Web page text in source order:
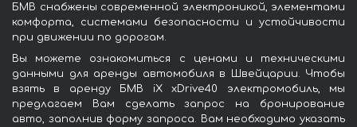
БМВ снабжены современной электроникой, элементами
комфорта, системами безопасности и устойчивости
при движении по дорогам.
Вы можете ознакомиться с ценами и техническими
данными для аренды автомобиля в Швейцарии. Чтобы
взять в аренду БМВ iX xDrive40 электромобиль, мы
предлагаем Вам сделать запрос на бронирование
авто, заполнив форму запроса. Вам необходимо указать